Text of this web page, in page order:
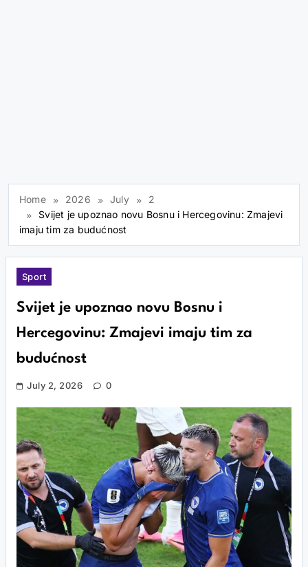
Home 2026 July
2
Svijet je upoznao novu Bosnu i Hercegovinu: Zmajevi
imaju tim za budućnost
Sport
Svijet je upoznao novu Bosnu i
Hercegovinu: Zmajevi imaju tim za
budućnost
July 2, 2026 0